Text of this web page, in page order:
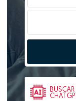
BUSCAR
CHATGPT